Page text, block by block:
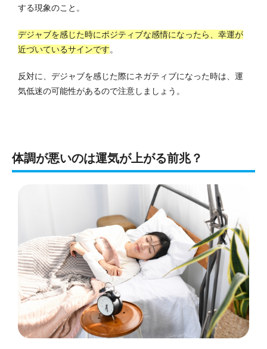
する現象のこと。
デジャブを感じた時にポジティブな感情になったら、幸運が
近づいているサインです。
反対に、デジャブを感じた際にネガティブになった時は、運
気低迷の可能性があるので注意しましょう。
体調が悪いのは運気が上がる前兆？